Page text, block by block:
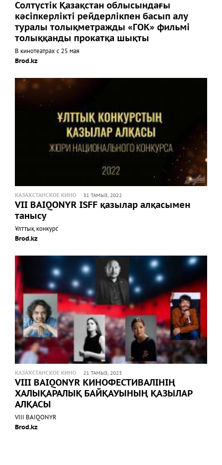
Солтүстік Қазақстан облысындағы
кәсіпкерлікті рейдерлікпен басып алу
туралы толықметражды «ГОК» фильмі
толыққанды прокатқа шықты
В кинотеатрах с 25 мая
Brod.kz
КАЗАХСТАНСКОЕ КИНО 31 ТАМЫЗ, 2022
VII BAIQONYR ISFF қазылар алқасымен
танысу
Ұлттық конкурс
Brod.kz
КАЗАХСТАНСКОЕ КИНО 21 ТАМЫЗ, 2023
VIII BAIQONYR КИНОФЕСТИВАЛІНІҢ
ХАЛЫҚАРАЛЫҚ БАЙҚАУЫНЫҢ ҚАЗЫЛАР
АЛҚАСЫ
VIII BAIQONYR
Brod.kz